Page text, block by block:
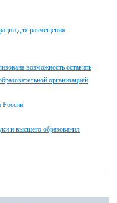
для размещения
возможность оставить
организацией
России
и высшего образования